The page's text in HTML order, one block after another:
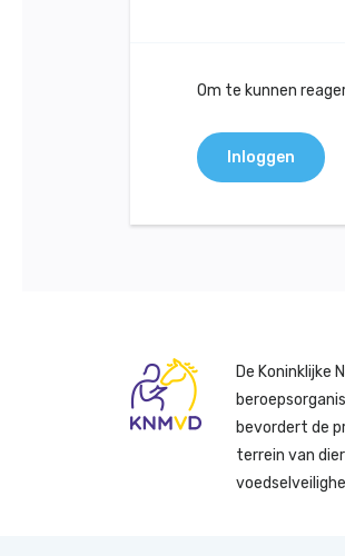
Om te kunnen
Inloggen
De Koninklijke
bevordert de
terrein van